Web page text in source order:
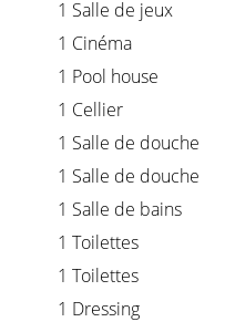
1 Salle de jeux
1 Cinéma
1 Pool house
1 Cellier
1 Salle de douche
1 Salle de douche
1 Salle de bains
1 Toilettes
1 Toilettes
1 Dressing